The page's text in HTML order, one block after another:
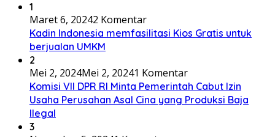
1
Maret 6, 20242 Komentar
Kadin Indonesia memfasilitasi Kios Gratis untuk
berjualan UMKM
2
Mei 2, 2024Mei 2, 20241 Komentar
Komisi VII DPR RI Minta Pemerintah Cabut Izin
Usaha Perusahan Asal Cina yang Produksi Baja
Ilegal
3